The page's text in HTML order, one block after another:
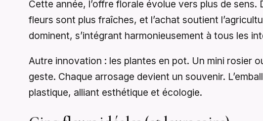
Cette année, l’offre florale évolue vers plus de
fleurs sont plus fraîches, et l’achat soutient
dominent, s’intégrant harmonieusement à tous les
Autre innovation : les plantes en pot. Un mini rosier
geste. Chaque arrosage devient un souvenir.
plastique, alliant esthétique et écologie.